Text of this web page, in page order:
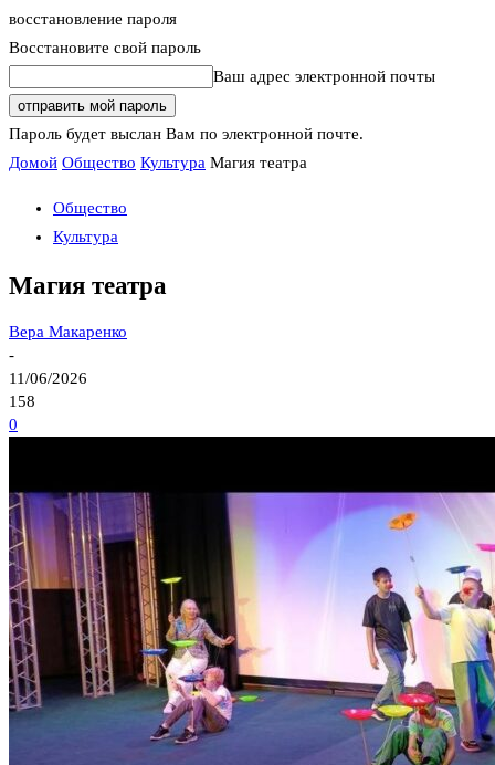
восстановление пароля
Восстановите свой пароль
Ваш адрес электронной почты
Пароль будет выслан Вам по электронной почте.
Домой Общество Культура Магия театра
Общество
Культура
Магия театра
Вера Макаренко
-
11/06/2026
158
0